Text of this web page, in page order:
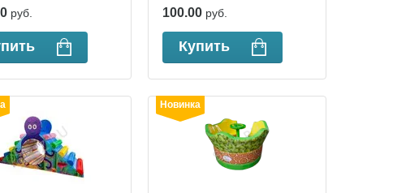
руб. 100.00 руб.
Купить
Новинка